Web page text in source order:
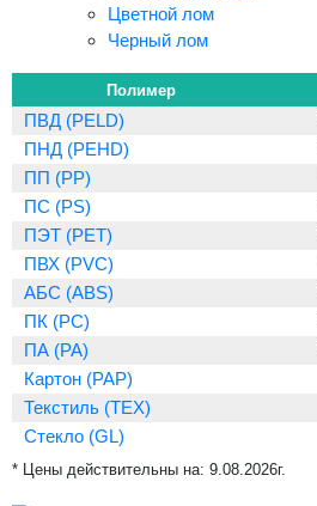
Цветной лом
Черный лом
Полимер
ПВД (PELD)
ПНД (PEHD)
ПП (PP)
ПС (PS)
ПЭТ (PET)
ПВХ (PVC)
АБС (ABS)
ПК (PC)
ПА (PA)
Картон (PAP)
Текстиль (TEX)
Стекло (GL)
* Цены действительны на: 9.08.2026г.